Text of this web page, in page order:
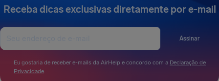
Receba dicas exclusivas diretamente por e-mail
Assinar
Eu gostaria de receber e-mails da AirHelp e concordo com a Declaração de
Privacidade.